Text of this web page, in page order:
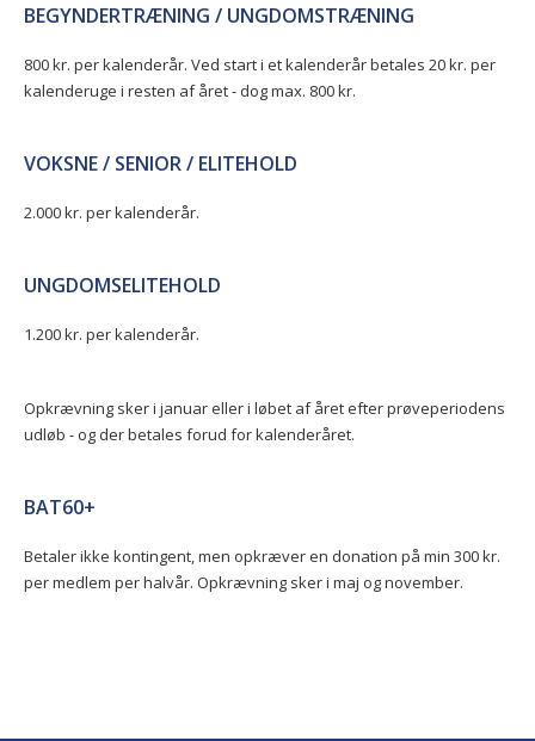
BEGYNDERTRÆNING / UNGDOMSTRÆNING
800 kr. per kalenderår. Ved start i et kalenderår betales 20 kr. per
kalenderuge i resten af året - dog max. 800 kr.
VOKSNE / SENIOR / ELITEHOLD
2.000 kr. per kalenderår.
UNGDOMSELITEHOLD
1.200 kr. per kalenderår.
Opkrævning sker i januar eller i løbet af året efter prøveperiodens
udløb - og der betales forud for kalenderåret.
BAT60+
Betaler ikke kontingent, men opkræver en donation på min 300 kr.
per medlem per halvår. Opkrævning sker i maj og november.